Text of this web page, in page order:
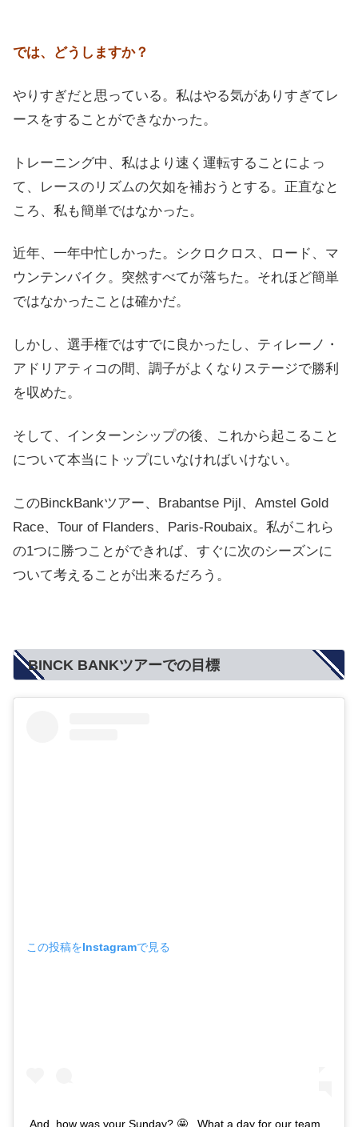
では、どうしますか？
やりすぎだと思っている。私はやる気がありすぎてレ
ースをすることができなかった。
トレーニング中、私はより速く運転することによっ
て、レースのリズムの欠如を補おうとする。正直なと
ころ、私も簡単ではなかった。
近年、一年中忙しかった。シクロクロス、ロード、マ
ウンテンバイク。突然すべてが落ちた。それほど簡単
ではなかったことは確かだ。
しかし、選手権ではすでに良かったし、ティレーノ・
アドリアティコの間、調子がよくなりステージで勝利
を収めた。
そして、インターンシップの後、これから起こること
について本当にトップにいなければいけない。
このBinckBankツアー、Brabantse Pijl、Amstel Gold
Race、Tour of Flanders、Paris-Roubaix。私がこれら
の1つに勝つことができれば、すぐに次のシーズンに
ついて考えることが出来るだろう。
BINCK BANKツアーでの目標
この投稿をInstagramで見る
And, how was your Sunday? 🤩 . What a day for our team.